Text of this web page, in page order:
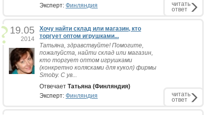
Эксперт: Финляндия читать
ответ
19.05
2014
Хочу найти склад или магазин, кто
торгует оптом игрушками...
Татьяна, здравствуйте! Помогите,
пожалуйста, найти склад или магазин,
кто торгует оптом игрушками
(конкретно колясками для кукол) фирмы
Smoby. С ув...
Отвечает Татьяна (Финляндия)
Эксперт: Финляндия читать
ответ